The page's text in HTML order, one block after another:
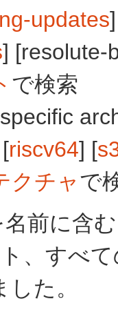
updates
] [resolute-
で検索
riscv64] [
クチャで
前に含
、すべ
た。